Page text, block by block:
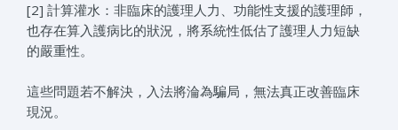
[2] 計算灌水：非臨床的護理人力、功能性支援的護理師，
也存在算入護病比的狀況，將系統性低估了護理人力短缺
的嚴重性。
這些問題若不解決，入法將淪為騙局，無法真正改善臨床
現況。